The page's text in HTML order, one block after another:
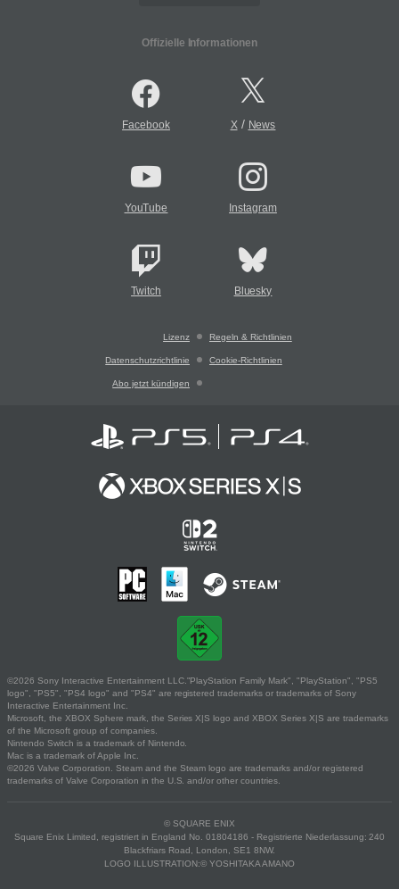
Offizielle Informationen
Facebook X/ News
YouTube Instagram
Twitch Bluesky
Lizenz Regeln & Richtlinien
Datenschutzrichtlinie Cookie-Richtlinien
Abo jetzt kündigen
©2026 Sony Interactive Entertainment LLC."PlayStation Family Mark", "PlayStation", "PS5
logo", "PS5", "PS4 logo" and "PS4" are registered trademarks or trademarks of Sony
Interactive Entertainment Inc.
Microsoft, the XBOX Sphere mark, the Series X|S logo and XBOX Series X|S are trademarks
of the Microsoft group of companies.
Nintendo Switch is a trademark of Nintendo.
Mac is a trademark of Apple Inc.
©2026 Valve Corporation. Steam and the Steam logo are trademarks and/or registered
trademarks of Valve Corporation in the U.S. and/or other countries.
© SQUARE ENIX
Square Enix Limited, registriert in England No. 01804186 - Registrierte Niederlassung: 240
Blackfriars Road, London, SE1 8NW.
LOGO ILLUSTRATION:© YOSHITAKA AMANO